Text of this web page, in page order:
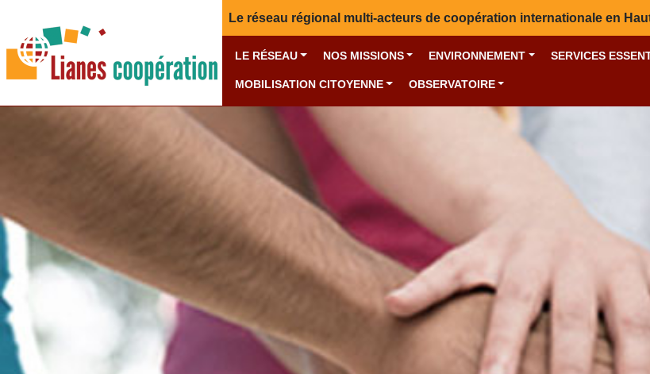
Le réseau régional multi-acteurs de coopération internationale en
LE RÉSEAU NOS MISSIONS ENVIRONNEMENT SERVICES
MOBILISATION CITOYENNE OBSERVATOIRE